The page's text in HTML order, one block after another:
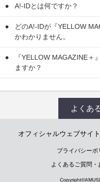
A!-IDとは何ですか？
どのA!-IDが『YELLOW
かわかりません。
『YELLOW MAGAZINE＋
ますか？
よくあ
オフィシャルウェブサイ
プライバシーポ
よくあるご質問
Copyright©